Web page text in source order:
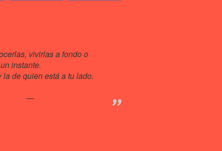
vivirlas a fondo o
instante.
de quien está a tu lado.